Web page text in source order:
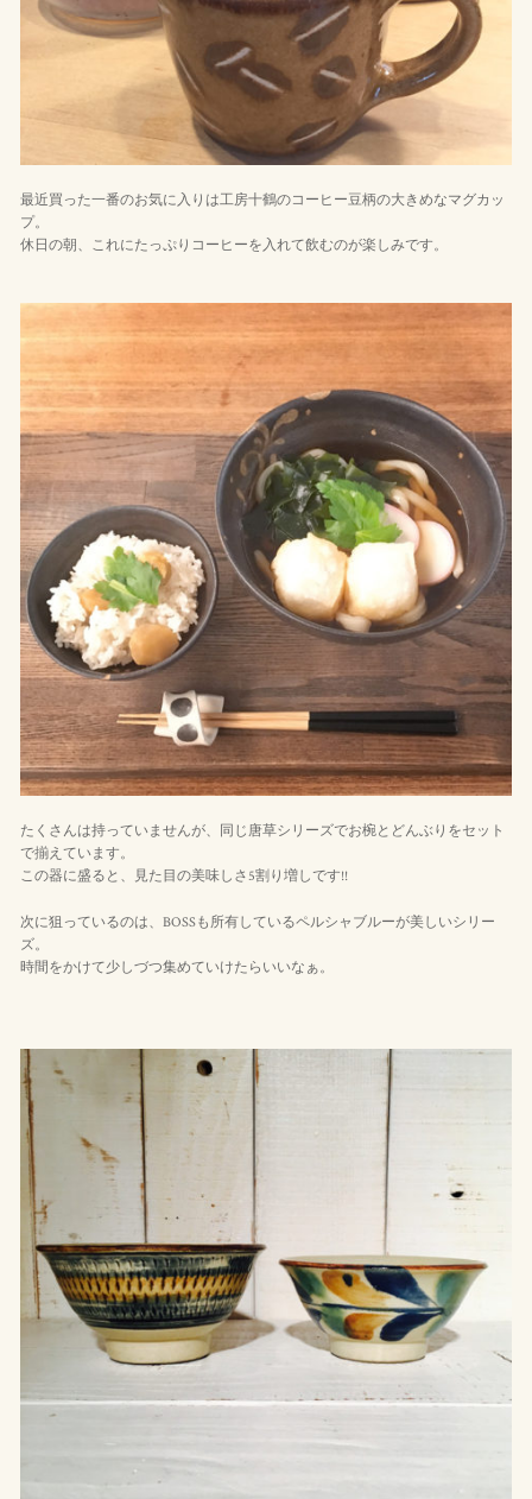
最近買った一番のお気に入りは工房十鶴のコーヒー豆柄の大きめなマグカッ
プ。
休日の朝、これにたっぷりコーヒーを入れて飲むのが楽しみです。
たくさんは持っていませんが、同じ唐草シリーズでお椀とどんぶりをセット
で揃えています。
この器に盛ると、見た目の美味しさ5割り増しです!!
次に狙っているのは、BOSSも所有しているペルシャブルーが美しいシリー
ズ。
時間をかけて少しづつ集めていけたらいいなぁ。